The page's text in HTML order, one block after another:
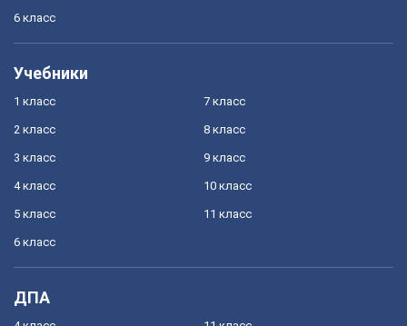
6 класс
Учебники
1 класс
2 класс
3 класс
4 класс
5 класс
6 класс
7 класс
8 класс
9 класс
10 класс
11 класс
ДПА